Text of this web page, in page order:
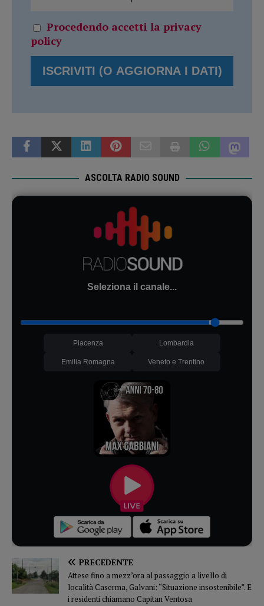
Procedendo accetti la privacy
policy
ASCOLTA RADIO SOUND
Seleziona il canale...
Piacenza Lombardia
Emilia Romagna Veneto e Trentino
PRECEDENTE
Attese fino a mezz’ora al passaggio a livello di
località Caserma, Galvani: “Situazione insostenibile”. E
i residenti chiamano Capitan Ventosa